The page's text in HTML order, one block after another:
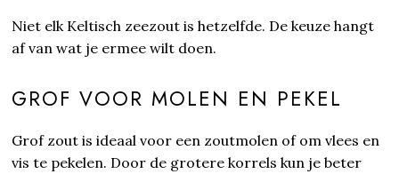
Niet elk Keltisch zeezout is hetzelfde. De keuze hangt
af van wat je ermee wilt doen.
GROF VOOR MOLEN EN PEKEL
Grof zout is ideaal voor een zoutmolen of om vlees en
vis te pekelen. Door de grotere korrels kun je beter